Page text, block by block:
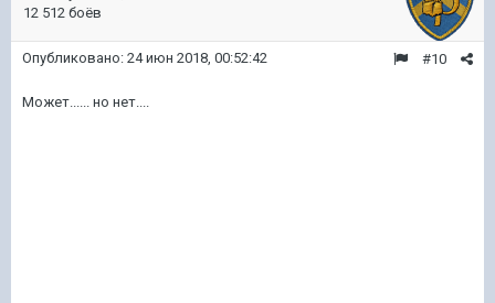
12 512 боёв
#10
Опубликовано: 24 июн 2018, 00:52:42
Может...... но нет....